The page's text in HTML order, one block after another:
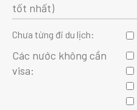
tốt nhất)
Chưa từng đi du lịch:
Các nước không cần
visa: